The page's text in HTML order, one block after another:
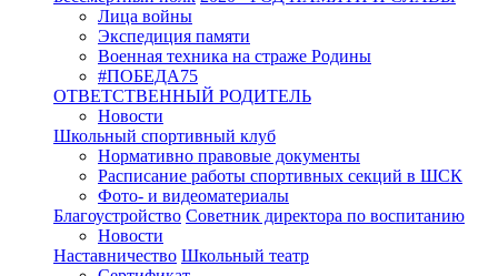
Лица войны
Экспедиция памяти
Военная техника на страже Родины
#ПОБЕДА75
ОТВЕТСТВЕННЫЙ РОДИТЕЛЬ
Новости
Школьный спортивный клуб
Нормативно правовые документы
Расписание работы спортивных секций в ШСК
Фото- и видеоматериалы
Благоустройство Советник директора по воспитанию
Новости
Наставничество Школьный театр